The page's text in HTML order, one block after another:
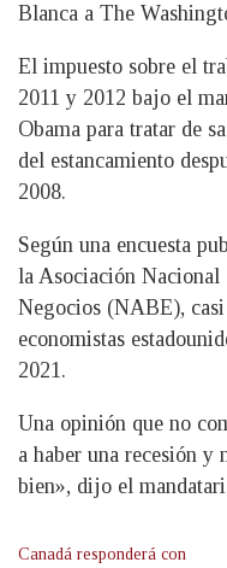
Blanca a The
El impuesto sobre el
2011 y 2012 bajo el
Obama para tratar de
del estancamiento
2008.
Según una encuesta
la Asociación Nacional
Negocios (NABE), casi
economistas
2021.
Una opinión que no
a haber una recesión y
bien», dijo el
Canadá responderá con